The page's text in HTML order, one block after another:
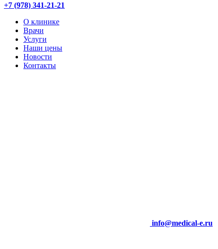
+7 (978) 341-21-21
О клинике
Врачи
Услуги
Наши цены
Новости
Контакты
info@medical-e.ru